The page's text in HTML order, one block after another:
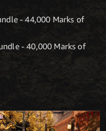
- 44,000 Marks of
- 40,000 Marks of